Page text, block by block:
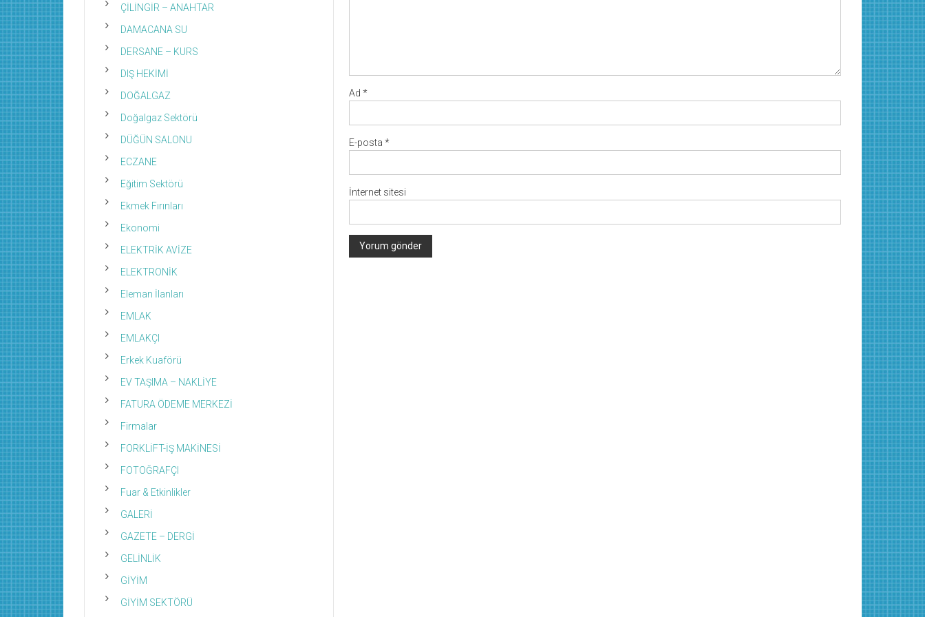
Ad *
E-posta *
İnternet sitesi
ÇİLİNGİR – ANAHTAR
DAMACANA SU
DERSANE – KURS
DIŞ HEKİMİ
DOĞALGAZ
Doğalgaz Sektörü
DÜĞÜN SALONU
ECZANE
Eğitim Sektörü
Ekmek Fırınları
Ekonomi
ELEKTRİK AVİZE
ELEKTRONİK
Eleman İlanları
EMLAK
EMLAKÇI
Erkek Kuaförü
EV TAŞIMA – NAKLİYE
FATURA ÖDEME MERKEZİ
Firmalar
FORKLİFT-İŞ MAKİNESİ
FOTOĞRAFÇI
Fuar & Etkinlikler
GALERİ
GAZETE – DERGİ
GELİNLİK
GİYİM
GİYİM SEKTÖRÜ